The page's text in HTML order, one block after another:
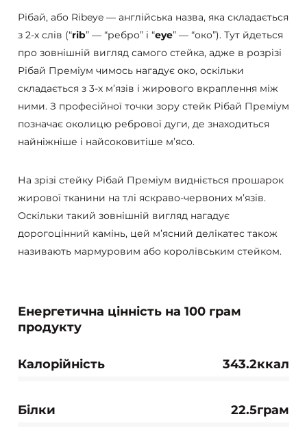
Рібай, або Ribeye — англійська назва, яка складається
з 2-х слів (“rib” — “ребро” і “eye” — “око”). Тут йдеться
про зовнішній вигляд самого стейка, адже в розрізі
Рібай Преміум чимось нагадує око, оскільки
складається з 3-х м’язів і жирового вкраплення між
ними. З професійної точки зору стейк Рібай Преміум
позначає околицю ребрової дуги, де знаходиться
найніжніше і найсоковитіше м’ясо.
На зрізі стейку Рібай Преміум видніється прошарок
жирової тканини на тлі яскраво-червоних м’язів.
Оскільки такий зовнішній вигляд нагадує
дорогоцінний камінь, цей м’ясний делікатес також
називають мармуровим або королівським стейком.
Енергетична цінність на 100 грам
продукту
Калорійність 343.2ккал
Білки 22.5грам